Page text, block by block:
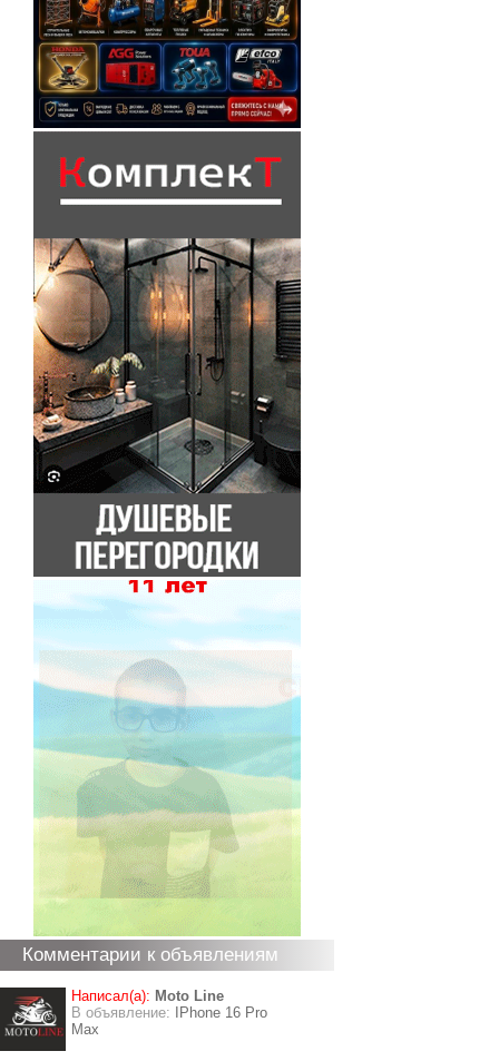
Комментарии к объявлениям
Написал(а): Moto Line
В объявление:
IPhone 16 Pro
Max